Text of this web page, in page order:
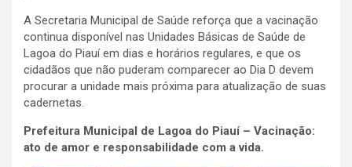
A Secretaria Municipal de Saúde reforça que a vacinação
continua disponível nas Unidades Básicas de Saúde de
Lagoa do Piauí em dias e horários regulares, e que os
cidadãos que não puderam comparecer ao Dia D devem
procurar a unidade mais próxima para atualização de suas
cadernetas.
Prefeitura Municipal de Lagoa do Piauí – Vacinação:
ato de amor e responsabilidade com a vida.